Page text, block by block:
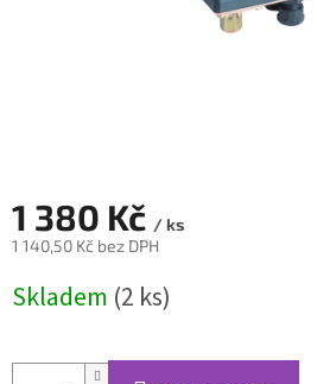
1 380 Kč / ks
1 140,50 Kč bez DPH
cena:
Skladem (2 ks)